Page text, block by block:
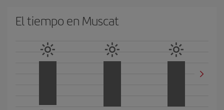
El tiempo en Muscat